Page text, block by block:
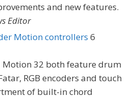
and new features.
Editor
Motion controllers 6
Motion 32 both feature drum
RGB encoders and touch
of built-in chord